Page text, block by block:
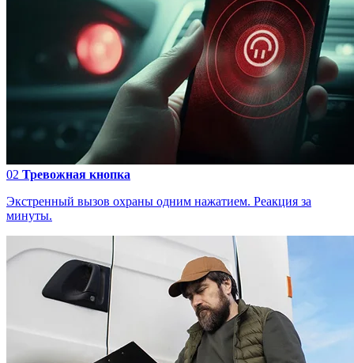
02 Тревожная кнопка
Экстренный вызов охраны одним нажатием. Реакция за
минуты.